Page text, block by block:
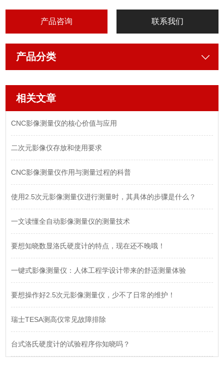
产品咨询 联系我们
产品分类
相关文章
CNC影像测量仪的核心价值与应用
二次元影像仪存放和使用要求
CNC影像测量仪作用与测量过程的科普
使用2.5次元影像测量仪进行测量时，其具体的步骤是什么？
一文读懂全自动影像测量仪的测量技术
要想知晓数显洛氏硬度计的特点，现在还不晚哦！
一键式影像测量仪：人体工程学设计带来的舒适测量体验
要想操作好2.5次元影像测量仪，少不了日常的维护！
瑞士TESA测高仪常见故障排除
台式洛氏硬度计的试验程序你知晓吗？